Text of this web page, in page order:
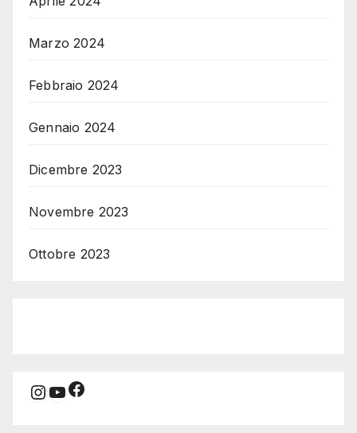
Marzo 2024
Febbraio 2024
Gennaio 2024
Dicembre 2023
Novembre 2023
Ottobre 2023
Instagram
YouTube
Facebook